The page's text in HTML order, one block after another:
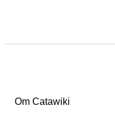
Om Catawiki